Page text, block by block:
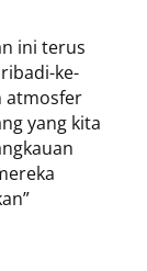
ini terus
ke-
atmosfer
yang kita